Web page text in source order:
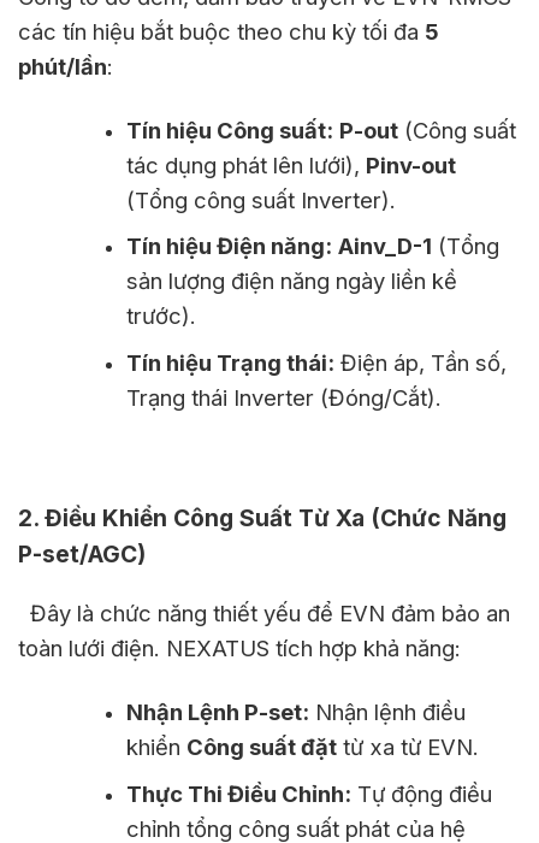
các tín hiệu bắt buộc theo chu kỳ tối đa 5
phút/lần:
Tín hiệu Công suất: P-out(Công suất
tác dụng phát lên lưới), Pinv-out
(Tổng công suất Inverter).
Tín hiệu Điện năng: Ainv_D-1 (Tổng
sản lượng điện năng ngày liền kề
trước).
Tín hiệu Trạng thái: Điện áp, Tần số,
Trạng thái Inverter (Đóng/Cắt).
2. Điều Khiển Công Suất Từ Xa (Chức Năng
P-set/AGC)
Đây là chức năng thiết yếu để EVN đảm bảo an
toàn lưới điện. NEXATUS tích hợp khả năng:
Nhận Lệnh P-set: Nhận lệnh điều
khiển Công suất đặttừ xa từ EVN.
Thực Thi Điều Chỉnh: Tự động điều
chỉnh tổng công suất phát của hệ